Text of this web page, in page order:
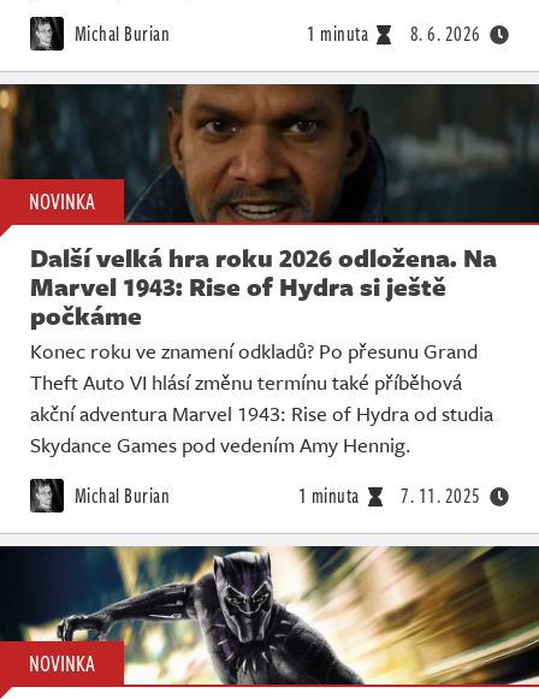
Michal Burian 1 minuta 8. 6. 2026
NOVINKA
Další velká hra roku 2026 odložena. Na
Marvel 1943: Rise of Hydra si ještě
počkáme
Konec roku ve znamení odkladů? Po přesunu Grand
Theft Auto VI hlásí změnu termínu také příběhová
akční adventura Marvel 1943: Rise of Hydra od studia
Skydance Games pod vedením Amy Hennig.
Michal Burian 1 minuta 7. 11. 2025
NOVINKA